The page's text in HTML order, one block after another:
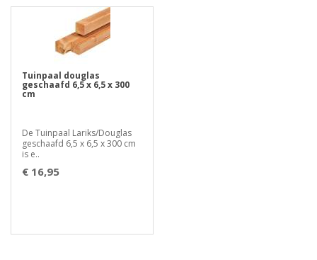
Tuinpaal douglas
geschaafd 6,5 x 6,5 x 300
cm
De Tuinpaal Lariks/Douglas
geschaafd 6,5 x 6,5 x 300 cm
is e..
€ 16,95